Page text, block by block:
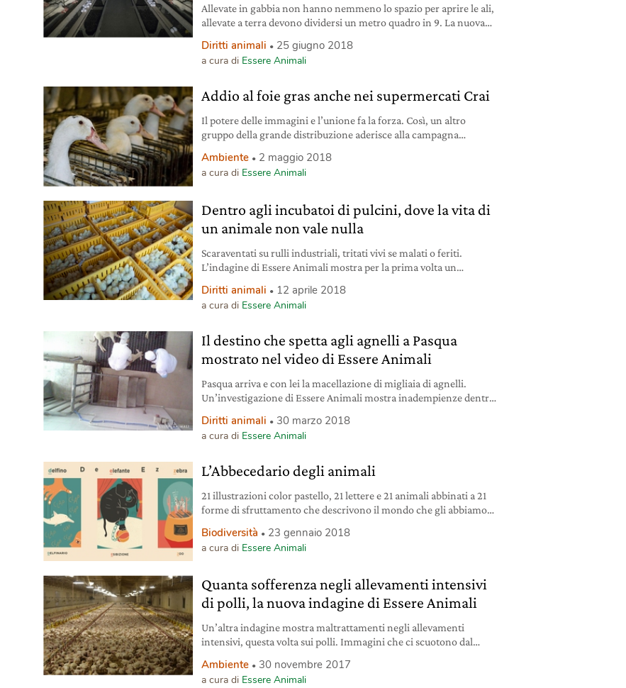
Allevate in gabbia non hanno nemmeno lo spazio per aprire le ali,
allevate a terra devono dividersi un metro quadro in 9. La nuova
ovaiole in Italia.
Diritti animali 25 giugno 2018
a cura di Essere Animali
Addio al foie gras anche nei supermercati Crai
Il potere delle immagini e l’unione fa la forza. Così, un altro
gruppo della grande distribuzione aderisce alla campagna
Ambiente 2 maggio 2018
a cura di Essere Animali
Dentro agli incubatoi di pulcini, dove la vita di
un animale non vale nulla
Scaraventati su rulli industriali, tritati vivi se malati o feriti.
L’indagine di Essere Animali mostra per la prima volta un
Diritti animali 12 aprile 2018
a cura di Essere Animali
Il destino che spetta agli agnelli a Pasqua
mostrato nel video di Essere Animali
Pasqua arriva e con lei la macellazione di migliaia di agnelli.
Un’investigazione di Essere Animali mostra inadempienze dentro
portavoce dell’associazione.
Diritti animali 30 marzo 2018
a cura di Essere Animali
L’Abbecedario degli animali
21 illustrazioni color pastello, 21 lettere e 21 animali abbinati a 21
forme di sfruttamento che descrivono il mondo che gli abbiamo
scelte quotidiane nel modo più semplice. L’editoriale di Essere
Animali.
Biodiversità 23 gennaio 2018
a cura di Essere Animali
Quanta sofferenza negli allevamenti intensivi
di polli, la nuova indagine di Essere Animali
Un’altra indagine mostra maltrattamenti negli allevamenti
intensivi, questa volta sui polli. Immagini che ci scuotono dal
Ambiente 30 novembre 2017
a cura di Essere Animali